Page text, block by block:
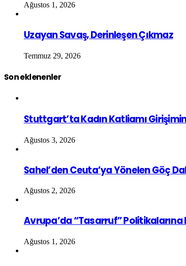
Ağustos 1, 2026
Uzayan Savaş, Derinleşen Çıkmaz
Temmuz 29, 2026
Son eklenenler
Stuttgart’ta Kadın Katliamı
Ağustos 3, 2026
Sahel’den Ceuta’ya Yönelen Göç
Ağustos 2, 2026
Avrupa’da “Tasarruf” Politikalarına
Ağustos 1, 2026